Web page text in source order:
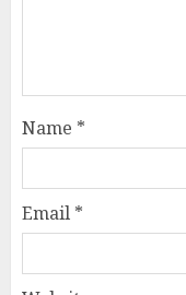
Name *
Email *